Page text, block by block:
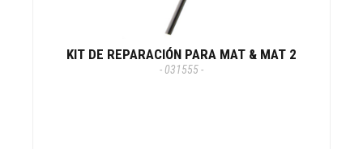
KIT DE REPARACIÓN PARA MAT & MAT 2
- 031555 -